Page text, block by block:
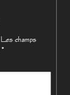
Les champs
*